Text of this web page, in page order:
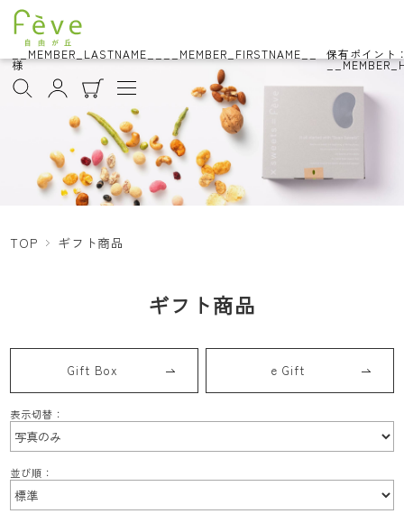
__MEMBER_LASTNAME__ __MEMBER_FIRSTNAME__
様
保有ポイント
TOP ギフト商品
ギフト商品
Gift Box e Gift
表示切替：
並び順：